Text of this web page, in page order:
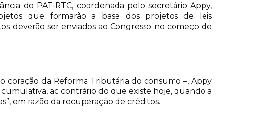
do PAT-RTC, coordenada pelo secretário Appy,
que formarão a base dos projetos de leis
deverão ser enviados ao Congresso no começo de
coração da Reforma Tributária do consumo –, Appy
ao contrário do que existe hoje, quando a
em razão da recuperação de créditos.